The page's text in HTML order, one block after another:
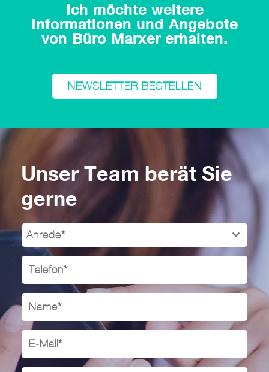
Ich möchte weitere
Informationen und Angebote
von Büro Marxer erhalten.
NEWSLETTER BESTELLEN
Unser Team berät Sie
gerne
Anrede*